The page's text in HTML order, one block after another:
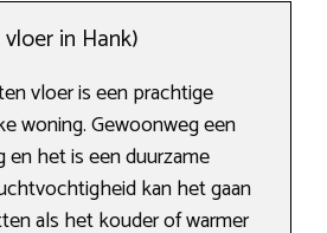
in Hank)
vloer is een prachtige
woning. Gewoonweg een
het is een duurzame
kan het gaan
als het kouder of warmer